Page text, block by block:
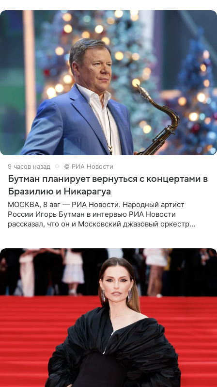
9 часов назад © РИА Новости
Бутман планирует вернуться с концертами в
Бразилию и Никарагуа
МОСКВА, 8 авг — РИА Новости. Народный артист
России Игорь Бутман в интервью РИА Новости
рассказал, что он и Московский джазовый оркестр